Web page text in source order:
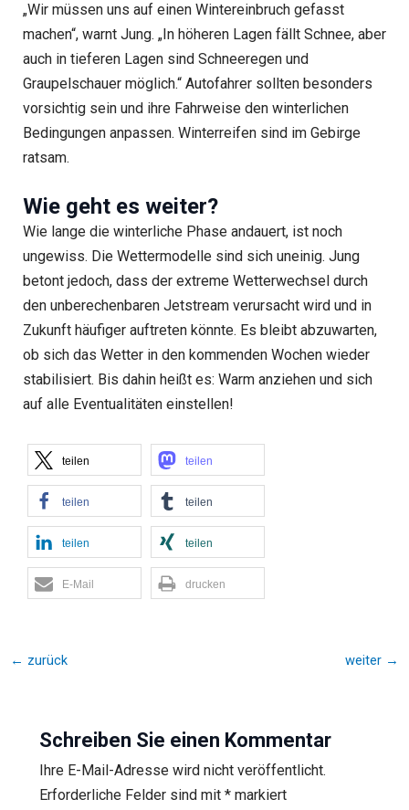
„Wir müssen uns auf einen Wintereinbruch gefasst
machen“, warnt Jung. „In höheren Lagen fällt Schnee, aber
auch in tieferen Lagen sind Schneeregen und
Graupelschauer möglich.“ Autofahrer sollten besonders
vorsichtig sein und ihre Fahrweise den winterlichen
Bedingungen anpassen. Winterreifen sind im Gebirge
ratsam.
Wie geht es weiter?
Wie lange die winterliche Phase andauert, ist noch
ungewiss. Die Wettermodelle sind sich uneinig. Jung
betont jedoch, dass der extreme Wetterwechsel durch
den unberechenbaren Jetstream verursacht wird und in
Zukunft häufiger auftreten könnte. Es bleibt abzuwarten,
ob sich das Wetter in den kommenden Wochen wieder
stabilisiert. Bis dahin heißt es: Warm anziehen und sich
auf alle Eventualitäten einstellen!
teilen teilen
teilen teilen
teilen teilen
E-Mail drucken
← zurück weiter →
Schreiben Sie einen Kommentar
Ihre E-Mail-Adresse wird nicht veröffentlicht.
Erforderliche Felder sind mit *markiert